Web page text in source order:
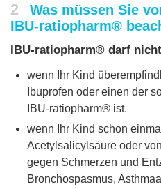
2
Was müssen Sie
IBU-ratiopharm®
IBU-ratiopharm® darf
wenn Ihr Kind
Ibuprofen oder einen der
IBU-ratiopharm® ist.
wenn Ihr Kind schon
Acetylsalicylsäure oder
gegen Schmerzen und
Bronchospasmus,